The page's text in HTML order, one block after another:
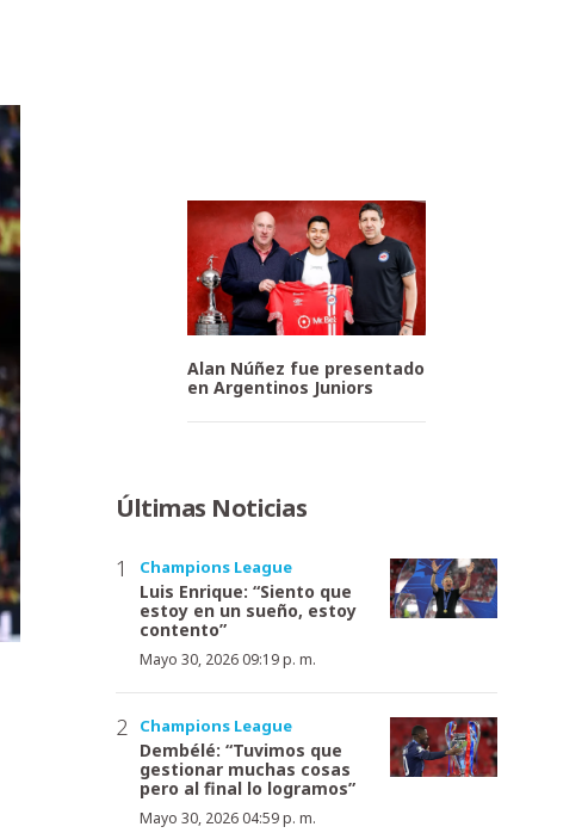
Alan Núñez fue presentado
en Argentinos Juniors
Últimas Noticias
Champions League
Luis Enrique: “Siento que
estoy en un sueño, estoy
contento”
Mayo 30, 2026 09:19 p. m.
Champions League
Dembélé: “Tuvimos que
gestionar muchas cosas
pero al final lo logramos”
Mayo 30, 2026 04:59 p. m.